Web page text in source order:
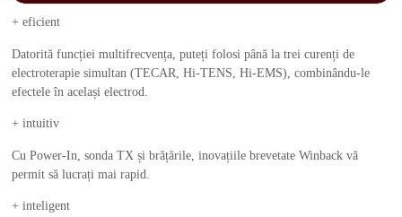
+ eficient
Datorită funcției multifrecvența, puteți folosi până la trei curenți de
electroterapie simultan (TECAR, Hi-TENS, Hi-EMS), combinându-le
efectele în același electrod.
+ intuitiv
Cu Power-In, sonda TX și brățările, inovațiile brevetate Winback vă
permit să lucrați mai rapid.
+ inteligent